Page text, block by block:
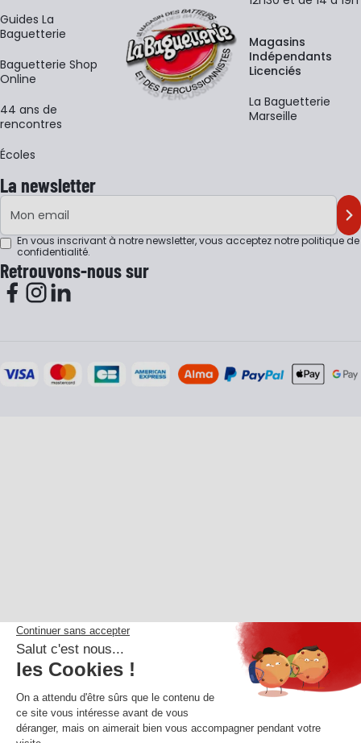
Guides La
Baguetterie
Baguetterie Shop
Online
44 ans de
rencontres
Écoles
Magasins
Indépendants
Licenciés
La Baguetterie
Marseille
La newsletter
Adresse e-mail
En vous inscrivant à notre newsletter, vous acceptez notrepolitique de
confidentialité.
Retrouvons-nous sur